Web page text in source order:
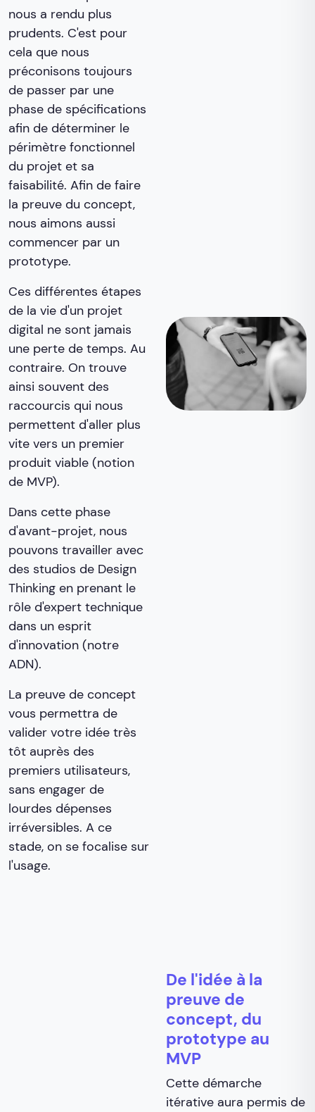
nous a rendu plus
prudents. C'est pour
cela que nous
préconisons toujours
de passer par une
phase de spécifications
afin de déterminer le
périmètre fonctionnel
du projet et sa
faisabilité. Afin de faire
la preuve du concept,
nous aimons aussi
commencer par un
prototype.
Ces différentes étapes
de la vie d'un projet
digital ne sont jamais
une perte de temps. Au
contraire. On trouve
ainsi souvent des
raccourcis qui nous
permettent d'aller plus
vite vers un premier
produit viable (notion
de MVP).
Dans cette phase
d'avant-projet, nous
pouvons travailler avec
des studios de Design
Thinking en prenant le
rôle d'expert technique
dans un esprit
d'innovation (notre
ADN).
La preuve de concept
vous permettra de
valider votre idée très
tôt auprès des
premiers utilisateurs,
sans engager de
lourdes dépenses
irréversibles. A ce
stade, on se focalise sur
l'usage.
De l'idée à la
preuve de
concept, du
prototype au
MVP
Cette démarche
itérative aura permis de